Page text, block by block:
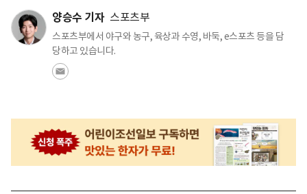
양승수 기자 스포츠부
스포츠부에서 야구와 농구, 육상과 수영, 바둑, e스포츠 등을 담
당하고 있습니다.